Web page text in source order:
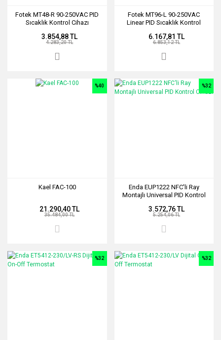
Fotek MT48-R 90-250VAC PID
Sıcaklık Kontrol Cihazı
3.854,88 TL
4.283,20 TL
Fotek MT96-L 90-250VAC
Linear PID Sıcaklık Kontrol
6.167,81 TL
6.853,12 TL
Kael FAC-100
%40
21.290,40 TL
35.484,00 TL
Enda EUP1222 NFC'li Ray
Montajlı Universal PID Kontrol
%32
3.572,76 TL
5.254,06 TL
%32 %32